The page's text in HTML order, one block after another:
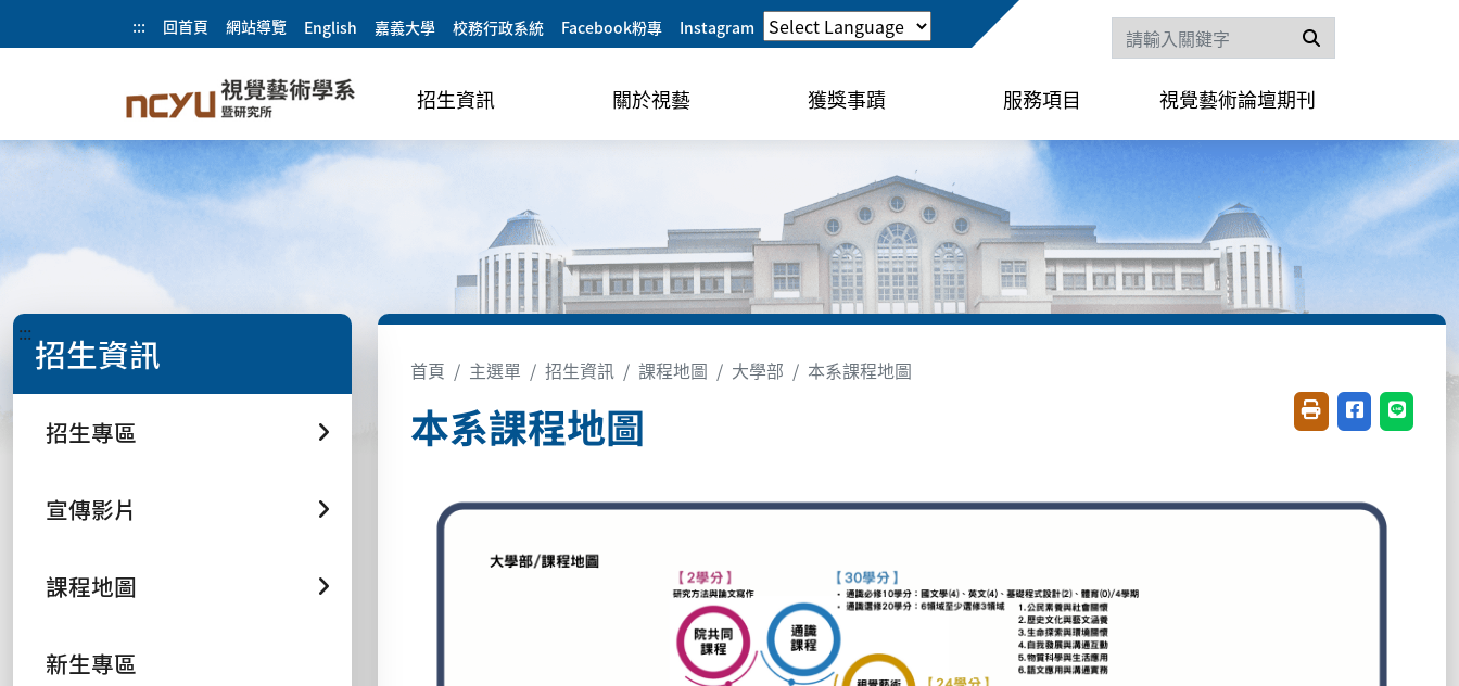
::: 回首頁 網站導覽 English 嘉義大學 校務行政系統 Facebook粉專 Instagram
招生資訊 關於視藝 獲獎事蹟 服務項目 視覺藝術論壇期刊
::: 招生資訊
招生專區
宣傳影片
課程地圖
新生專區
首頁 主選單 招生資訊 課程地圖 大學部 本系課程地圖
本系課程地圖 友善列印(開新視窗)
分享至臉書(
分享至